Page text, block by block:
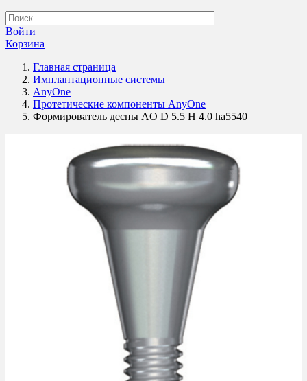
Войти
Корзина
Главная страница
Имплантационные системы
AnyOne
Протетические компоненты AnyOne
Формирователь десны AO D 5.5 H 4.0 ha5540